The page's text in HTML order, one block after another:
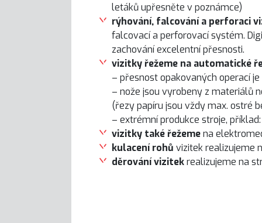
letáků upřesněte v poznámce)
rýhování, falcování a perforaci
falcovací a perforovací systém.
zachování excelentní přesnosti.
vizitky řežeme na automatické
– přesnost opakovaných operací
– nože jsou vyrobeny z materiálů
(řezy papíru jsou vždy max. ostré
– extrémní produkce stroje,
vizitky také řežemena
kulacení rohů vizitek realizujeme
děrování vizitekrealizujeme na